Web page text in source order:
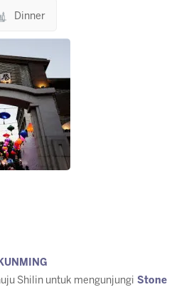
Dinner
Shilin untuk mengunjungi Stone